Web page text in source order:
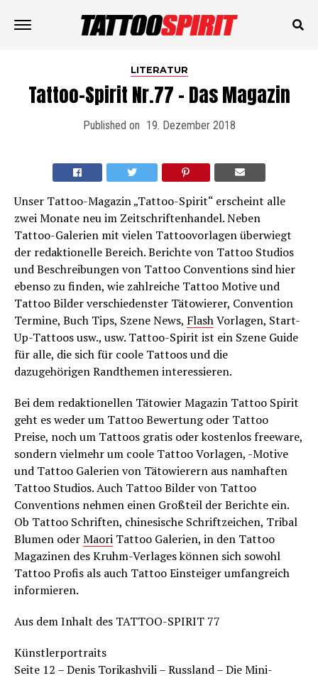
LITERATUR
Tattoo-Spirit Nr.77 – Das Magazin
Published on 19. Dezember 2018
Unser Tattoo-Magazin „Tattoo-Spirit“ erscheint alle
zwei Monate neu im Zeitschriftenhandel. Neben
Tattoo-Galerien mit vielen Tattoovorlagen überwiegt
der redaktionelle Bereich. Berichte von Tattoo Studios
und Beschreibungen von Tattoo Conventions sind hier
ebenso zu finden, wie zahlreiche Tattoo Motive und
Tattoo Bilder verschiedenster Tätowierer, Convention
Termine, Buch Tips, Szene News, FlashVorlagen, Start-
Up-Tattoos usw., usw. Tattoo-Spirit ist ein Szene Guide
für alle, die sich für coole Tattoos und die
dazugehörigen Randthemen interessieren.
Bei dem redaktionellen Tätowier Magazin Tattoo Spirit
geht es weder um Tattoo Bewertung oder Tattoo
Preise, noch um Tattoos gratis oder kostenlos freeware,
sondern vielmehr um coole Tattoo Vorlagen, -Motive
und Tattoo Galerien von Tätowierern aus namhaften
Tattoo Studios. Auch Tattoo Bilder von Tattoo
Conventions nehmen einen Großteil der Berichte ein.
Ob Tattoo Schriften, chinesische Schriftzeichen, Tribal
Blumen oderMaori Tattoo Galerien, in den Tattoo
Magazinen des Kruhm-Verlages können sich sowohl
Tattoo Profis als auch Tattoo Einsteiger umfangreich
informieren.
Aus dem Inhalt des TATTOO-SPIRIT 77
Künstlerportraits
Seite 12 – Denis Torikashvili – Russland – Die Mini-